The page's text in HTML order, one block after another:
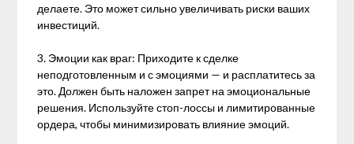
делаете. Это может сильно увеличивать риски ваших
инвестиций.
3. Эмоции как враг: Приходите к сделке
неподготовленным и с эмоциями — и расплатитесь за
это. Должен быть наложен запрет на эмоциональные
решения. Используйте стоп-лоссы и лимитированные
ордера, чтобы минимизировать влияние эмоций.